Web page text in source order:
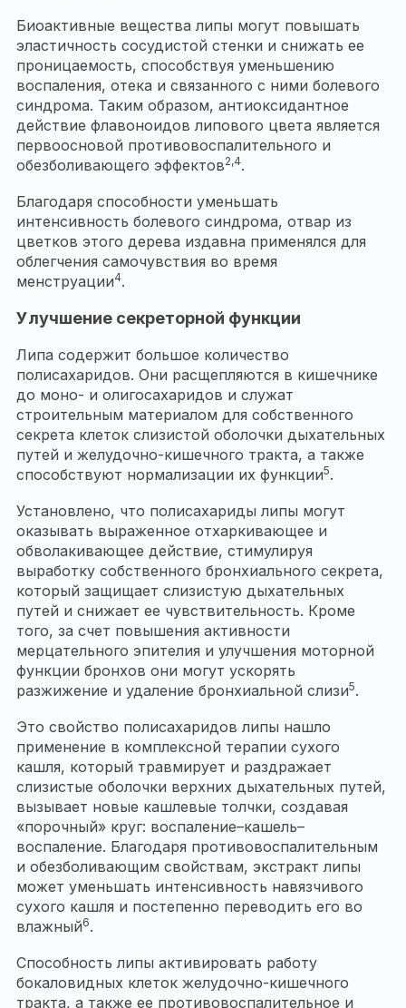
Биоактивные вещества липы могут повышать
эластичность сосудистой стенки и снижать ее
проницаемость, способствуя уменьшению
воспаления, отека и связанного с ними болевого
синдрома. Таким образом, антиоксидантное
действие флавоноидов липового цвета является
первоосновой противовоспалительного и
обезболивающего эффектов2,4.
Благодаря способности уменьшать
интенсивность болевого синдрома, отвар из
цветков этого дерева издавна применялся для
облегчения самочувствия во время
менструации4.
Улучшение секреторной функции
Липа содержит большое количество
полисахаридов. Они расщепляются в кишечнике
до моно- и олигосахаридов и служат
строительным материалом для собственного
секрета клеток слизистой оболочки дыхательных
путей и желудочно-кишечного тракта, а также
способствуют нормализации их функции5.
Установлено, что полисахариды липы могут
оказывать выраженное отхаркивающее и
обволакивающее действие, стимулируя
выработку собственного бронхиального секрета,
который защищает слизистую дыхательных
путей и снижает ее чувствительность. Кроме
того, за счет повышения активности
мерцательного эпителия и улучшения моторной
функции бронхов они могут ускорять
разжижение и удаление бронхиальной слизи5.
Это свойство полисахаридов липы нашло
применение в комплексной терапии сухого
кашля, который травмирует и раздражает
слизистые оболочки верхних дыхательных путей,
вызывает новые кашлевые толчки, создавая
«порочный» круг: воспаление–кашель–
воспаление. Благодаря противовоспалительным
и обезболивающим свойствам, экстракт липы
может уменьшать интенсивность навязчивого
сухого кашля и постепенно переводить его во
влажный6.
Способность липы активировать работу
бокаловидных клеток желудочно-кишечного
тракта, а также ее противовоспалительное и